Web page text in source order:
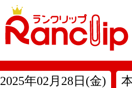
2025年02月28日(金)